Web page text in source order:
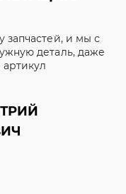
запчастей, и мы с
деталь, даже